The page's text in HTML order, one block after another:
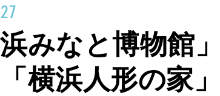
浜みなと博物館
横浜人形の家